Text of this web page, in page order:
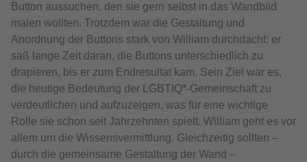
Button aussuchen, den sie gern selbst in das Wandbild
malen wollten. Trotzdem war die Gestaltung und
Anordnung der Buttons stark von William durchdacht; er
saß lange Zeit daran, die Buttons unterschiedlich zu
drapieren, bis er zum Endresultat kam. Sein Ziel war es,
die heutige Bedeutung der LGBTIQ*-Gemeinschaft zu
verdeutlichen und aufzuzeigen, was für eine wichtige
Rolle sie schon seit Jahrzehnten spielt. William geht es vor
allem um die Wissensvermittlung. Gleichzeitig sollten –
durch die gemeinsame Gestaltung der Wand –